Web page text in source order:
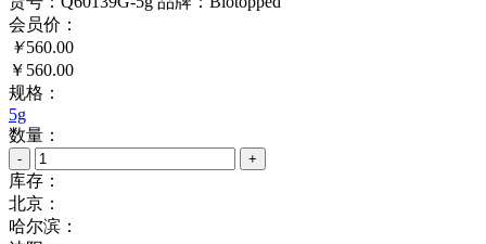
会员价：
￥560.00
￥560.00
规格：
5g
数量：
- +
库存：
北京：
哈尔滨：